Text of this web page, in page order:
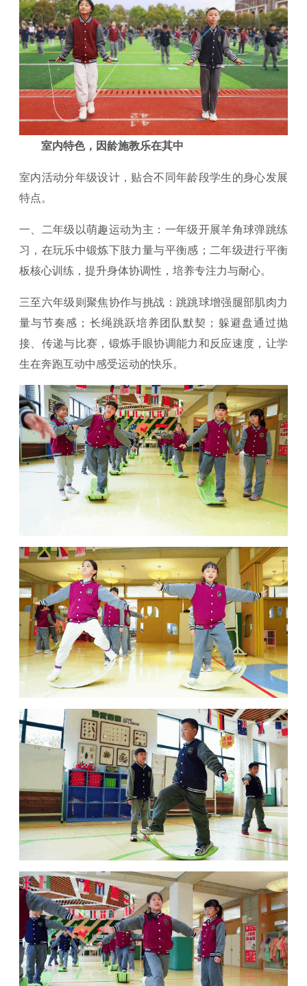
室内特色，因龄施教乐在其中
室内活动分年级设计，贴合不同年龄段学生的身心发展
特点。
一、二年级以萌趣运动为主：一年级开展羊角球弹跳练
习，在玩乐中锻炼下肢力量与平衡感；二年级进行平衡
板核心训练，提升身体协调性，培养专注力与耐心。
三至六年级则聚焦协作与挑战：跳跳球增强腿部肌肉力
量与节奏感；长绳跳跃培养团队默契；躲避盘通过抛
接、传递与比赛，锻炼手眼协调能力和反应速度，让学
生在奔跑互动中感受运动的快乐。